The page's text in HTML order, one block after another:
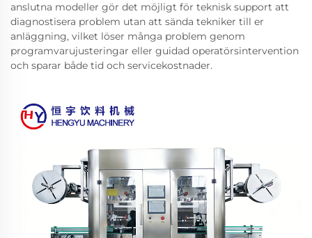
anslutna modeller gör det möjligt för teknisk support att
diagnostisera problem utan att sända tekniker till er
anläggning, vilket löser många problem genom
programvarujusteringar eller guidad operatörsintervention
och sparar både tid och servicekostnader.